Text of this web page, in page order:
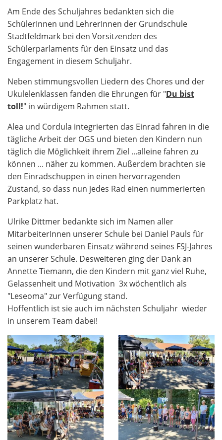
Am Ende des Schuljahres bedankten sich die
SchülerInnen und LehrerInnen der Grundschule
Stadtfeldmark bei den Vorsitzenden des
Schülerparlaments für den Einsatz und das
Engagement in diesem Schuljahr.
Neben stimmungsvollen Liedern des Chores und der
Ukulelenklassen fanden die Ehrungen für "Du bist
toll!" in würdigem Rahmen statt.
Alea und Cordula integrierten das Einrad fahren in die
tägliche Arbeit der OGS und bieten den Kindern nun
täglich die Möglichkeit ihrem Ziel ...alleine fahren zu
können ... näher zu kommen. Außerdem brachten sie
den Einradschuppen in einen hervorragenden
Zustand, so dass nun jedes Rad einen nummerierten
Parkplatz hat.
Ulrike Dittmer bedankte sich im Namen aller
MitarbeiterInnen unserer Schule bei Daniel Pauls für
seinen wunderbaren Einsatz während seines FSJ-Jahres
an unserer Schule. Desweiteren ging der Dank an
Annette Tiemann, die den Kindern mit ganz viel Ruhe,
Gelassenheit und Motivation 3x wöchentlich als
"Leseoma" zur Verfügung stand.
Hoffentlich ist sie auch im nächsten Schuljahr wieder
in unserem Team dabei!